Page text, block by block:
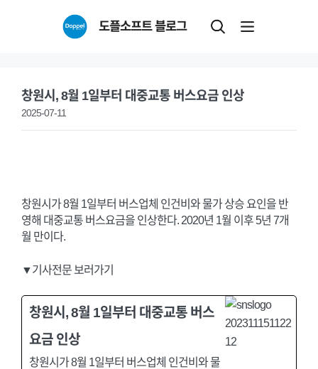
도플소프트 블로그
창원시, 8월 1일부터 대중교통 버스요금 인상
2025-07-11
창원시가 8월 1일부터 버스업체 인건비와 물가 상승 요인을 반
영해 대중교통 버스요금을 인상한다. 2020년 1월 이후 5년 7개
월 만이다.
▼기사전문 보러가기
창원시, 8월 1일부터 대중교통 버스
요금 인상
창원시가 8월 1일부터 버스업체 인건비와 물